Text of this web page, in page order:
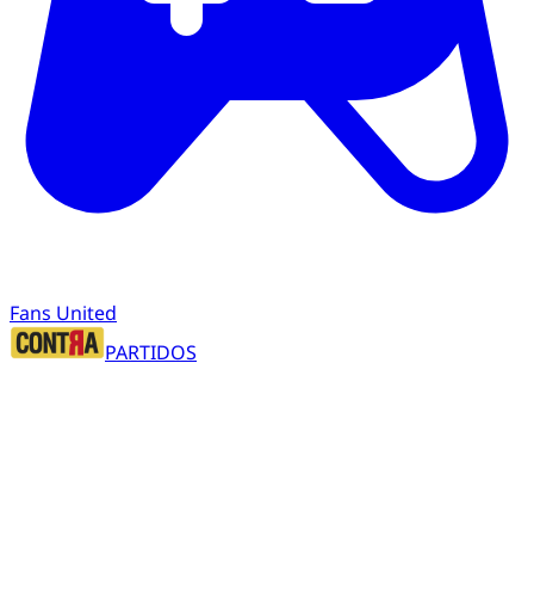
Fans United
PARTIDOS